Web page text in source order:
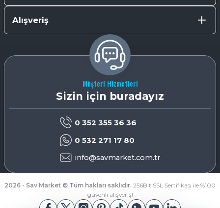
Alışveriş
Müşteri Hizmetleri
Sizin için buradayız
0 352 355 36 36
0 532 271 17 80
info@savmarket.com.tr
2026 - Sav Market © Tüm hakları saklıdır. 256Bit SSL Sertifikası ile %100
güvenli alışveriş!